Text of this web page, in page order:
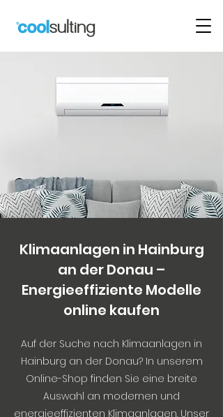
Klimaanlagen in Hainburg
an der Donau –
Energieeffiziente Modelle
online kaufen
Auf der Suche nach Klimaanlagen in
Hainburg an der Donau? In unserem
Online-Shop finden Sie eine breite
Auswahl an modernen und
energieeffizienten Klimaanlagen. Unser